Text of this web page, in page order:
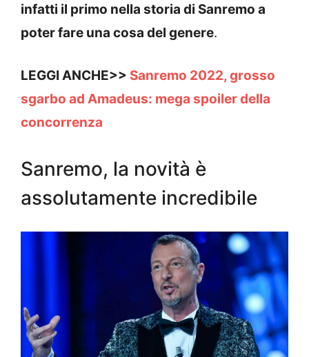
infatti il primo nella storia di Sanremo a
poter fare una cosa del genere.
LEGGI ANCHE>> Sanremo 2022, grosso
sgarbo ad Amadeus: mega spoiler della
concorrenza
Sanremo, la novità è
assolutamente incredibile